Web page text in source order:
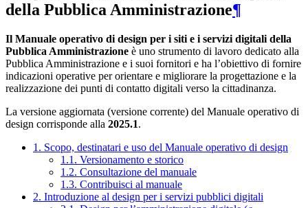
della Pubblica Amministrazione¶
Il Manuale operativo di design per i siti e i servizi digitali della
Pubblica Amministrazione è uno strumento di lavoro dedicato alla
Pubblica Amministrazione e i suoi fornitori e ha l’obiettivo di fornire
indicazioni operative per orientare e migliorare la progettazione e la
realizzazione dei punti di contatto digitali verso la cittadinanza.
La versione aggiornata (versione corrente) del Manuale operativo di
design corrisponde alla 2025.1.
1. Scopo, destinatari e uso del Manuale operativo di design
1.1. Versionamento e storico
1.2. Consultazione del manuale
1.3. Contribuisci al manuale
2. Introduzione al design per i servizi pubblici digitali